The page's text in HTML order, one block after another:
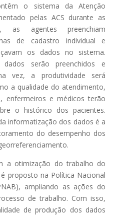
o sistema da Atenção
pelas ACS durante as
as agentes preenchiam
de cadastro individual e
os dados no sistema.
serão preenchidos e
vez, a produtividade será
a qualidade do atendimento,
enfermeiros e médicos terão
o histórico dos pacientes.
informatização dos dados é a
do desempenho dos
a otimização do trabalho do
proposto na Política Nacional
ampliando as ações do
de trabalho. Com isso,
de produção dos dados